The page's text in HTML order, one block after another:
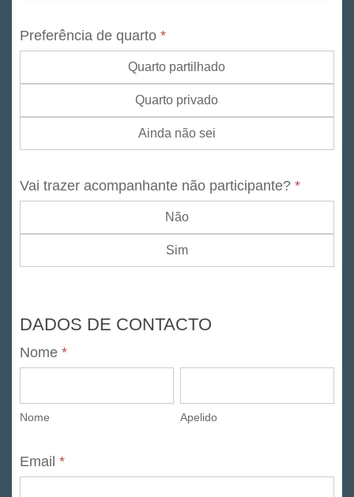
Preferência de quarto *
Quarto partilhado
Quarto privado
Ainda não sei
Vai trazer acompanhante não participante? *
Não
Sim
DADOS DE CONTACTO
Nome *
Nome Apelido
Email *